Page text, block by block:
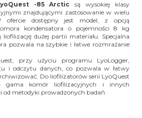
-85 Arctic są wysokiej klasy
znajdującymi zastosowanie w wielu
ofercie dostępny jest model, z opcją
kondensatora o pojemności 8 kg
dużej partii materiału. Specjalna
pozwala na szybkie i łatwe rozmrażanie
przy użyciu programu LyoLogger,
i odczytu danych, co pozwala w łatwy
Do liofilizatorów serii LyoQuest
gama komór liofilizacyjnych i innych
od metodyki prowadzonych badań.